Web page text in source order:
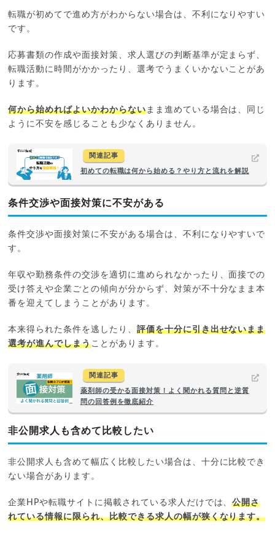
転職が初めてで進め方がわからない場合は、不利になりやすい
です。
応募書類の作成や面接対策、求人選びの判断基準が定まらず、
転職活動に時間がかかったり、選考でうまくいかないことがあ
ります。
何から始めればよいかわからないまま進めている場合は、同じ
ように不安を感じることも少なくありません。
関連記事
初めての転職は何から始める？やり方と流れを解説
条件交渉や面接対策に不安がある
条件交渉や面接対策に不安がある場合は、不利になりやすいで
す。
年収や勤務条件の交渉を適切に進められなかったり、面接での
受け答えや企業ごとの傾向が分からず、対策が不十分なまま本
番を迎えてしまうことがあります。
本来得られた条件を逃したり、 評価を十分に引き出せないまま
選考が進んでしまうことがあります。
関連記事
薬剤師の受かる面接対策！よく聞かれる質問と逆質
問の回答例を徹底紹介
非公開求人も含めて比較したい
非公開求人も含めて幅広く比較したい場合は、十分に比較でき
ない場合があります。
企業HPや転職サイトに掲載されている求人だけでは、公開さ
れている情報に限られ、比較できる求人の幅が狭くなります。